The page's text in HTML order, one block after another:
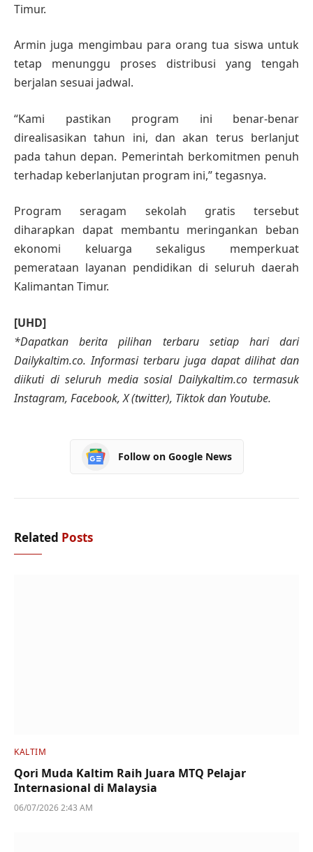
Timur.
Armin juga mengimbau para orang tua siswa untuk
tetap menunggu proses distribusi yang tengah
berjalan sesuai jadwal.
“Kami pastikan program ini benar-benar
direalisasikan tahun ini, dan akan terus berlanjut
pada tahun depan. Pemerintah berkomitmen penuh
terhadap keberlanjutan program ini,” tegasnya.
Program seragam sekolah gratis tersebut
diharapkan dapat membantu meringankan beban
ekonomi keluarga sekaligus memperkuat
pemerataan layanan pendidikan di seluruh daerah
Kalimantan Timur.
[UHD]
*Dapatkan berita pilihan terbaru setiap hari dari
Dailykaltim.co. Informasi terbaru juga dapat dilihat dan
diikuti di seluruh media sosial Dailykaltim.co termasuk
Instagram, Facebook, X (twitter), Tiktok dan Youtube.
Follow on Google News
Related Posts
KALTIM
Qori Muda Kaltim Raih Juara MTQ Pelajar
Internasional di Malaysia
06/07/2026 2:43 AM